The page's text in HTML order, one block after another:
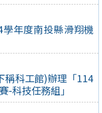
年度南投縣滑翔機
稱科工館)辦理「114
-科技任務組」